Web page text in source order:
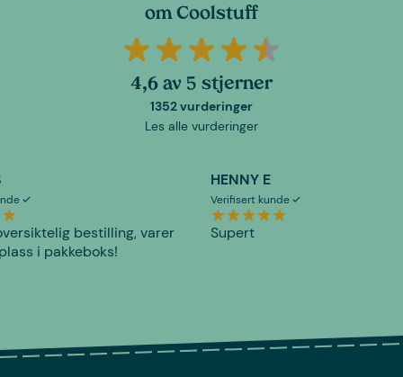
om Coolstuff
4,6 av 5 stjerner
1352 vurderinger
Les alle vurderinger
bestilling, varer
i pakkeboks!
HENNY E
Verifisert kunde
Supert